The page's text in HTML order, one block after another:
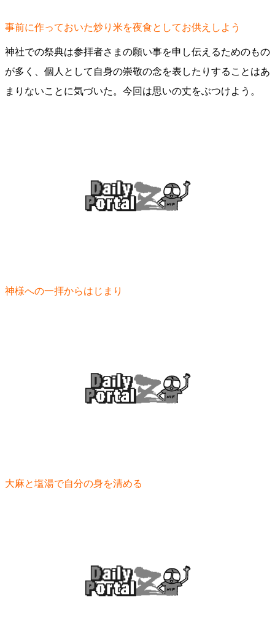
事前に作っておいた炒り米を夜食としてお供えしよう
神社での祭典は参拝者さまの願い事を申し伝えるためのもの
が多く、個人として自身の崇敬の念を表したりすることはあ
まりないことに気づいた。今回は思いの丈をぶつけよう。
神様への一拝からはじまり
大麻と塩湯で自分の身を清める